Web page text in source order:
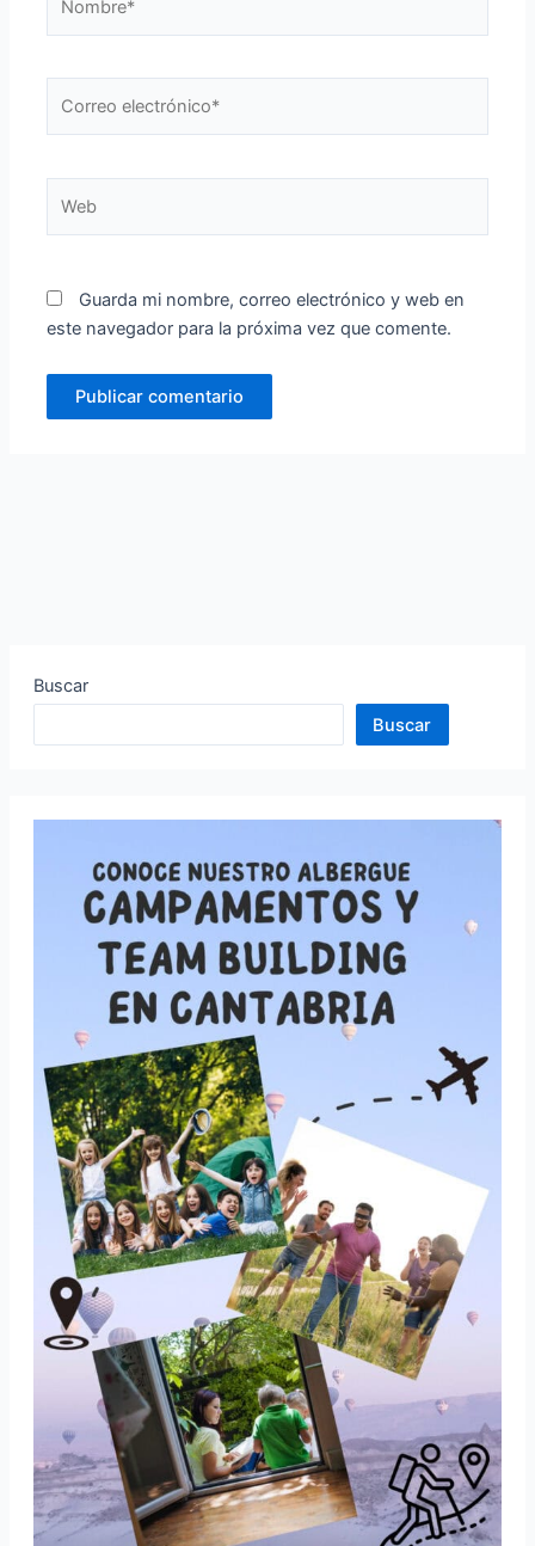
Buscar
Buscar
Guarda mi nombre, correo electrónico y web en
este navegador para la próxima vez que comente.